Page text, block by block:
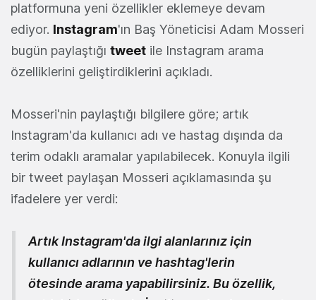
platformuna yeni özellikler eklemeye devam
ediyor. Instagram'ın Baş Yöneticisi Adam Mosseri
bugün paylaştığı tweet ile Instagram arama
özelliklerini geliştirdiklerini açıkladı.
Mosseri'nin paylaştığı bilgilere göre; artık
Instagram'da kullanıcı adı ve hastag dışında da
terim odaklı aramalar yapılabilecek. Konuyla ilgili
bir tweet paylaşan Mosseri açıklamasında şu
ifadelere yer verdi:
Artık Instagram'da ilgi alanlarınız için
kullanıcı adlarının ve hashtag'lerin
ötesinde arama yapabilirsiniz. Bu özellik,